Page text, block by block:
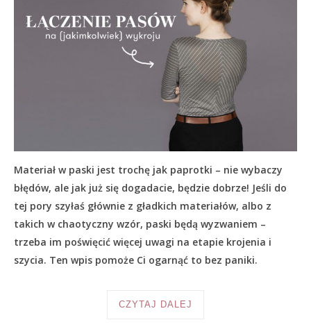
Materiał w paski jest trochę jak paprotki – nie wybaczy
błędów, ale jak już się dogadacie, będzie dobrze! Jeśli do
tej pory szyłaś głównie z gładkich materiałów, albo z
takich w chaotyczny wzór, paski będą wyzwaniem –
trzeba im poświęcić więcej uwagi na etapie krojenia i
szycia. Ten wpis pomoże Ci ogarnąć to bez paniki.
CZYTAJ DALEJ